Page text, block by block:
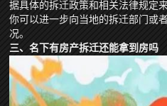
据具体的拆迁政策和相关法律规定
你可以进一步向当地的拆迁部门或
况。
三、名下有房产拆迁还能拿到房吗